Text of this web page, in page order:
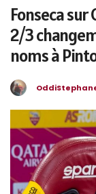
Fonseca
2/3
noms à